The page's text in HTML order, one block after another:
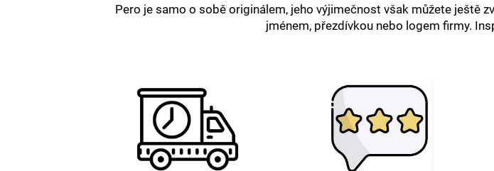
Pero je samo o sobě originálem, jeho výjimečnost však můžete ještě
jménem, přezdívkou nebo logem firmy.